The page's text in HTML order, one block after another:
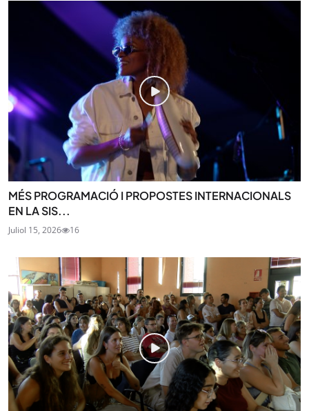
MÉS PROGRAMACIÓ I PROPOSTES INTERNACIONALS
EN LA SIS...
Juliol 15, 2026 16